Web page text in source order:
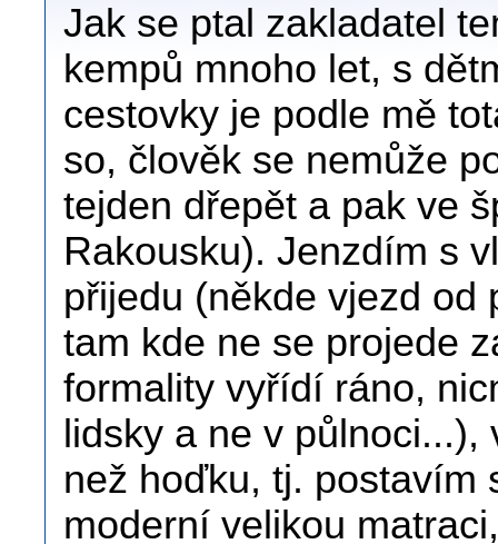
Jak se ptal zakladatel
kempů mnoho let, s
cestovky je podle mě
so, člověk se nemůže
tejden dřepět a pak ve
Rakousku). Jenzdím s
přijedu (někde vjezd
tam kde ne se projede
formality vyřídí ráno,
lidsky a ne v
než hoďku, tj. postavím
moderní velikou